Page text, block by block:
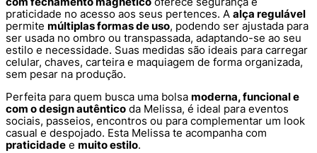
praticidade no acesso aos seus pertences. A alça regulável
permite múltiplas formas de uso, podendo ser ajustada para
ser usada no ombro ou transpassada, adaptando-se ao seu
estilo e necessidade. Suas medidas são ideais para carregar
celular, chaves, carteira e maquiagem de forma organizada,
sem pesar na produção.
Perfeita para quem busca uma bolsa moderna, funcional e
com o design autêntico da Melissa, é ideal para eventos
sociais, passeios, encontros ou para complementar um look
casual e despojado. Esta Melissa te acompanha com
praticidade e muito estilo.